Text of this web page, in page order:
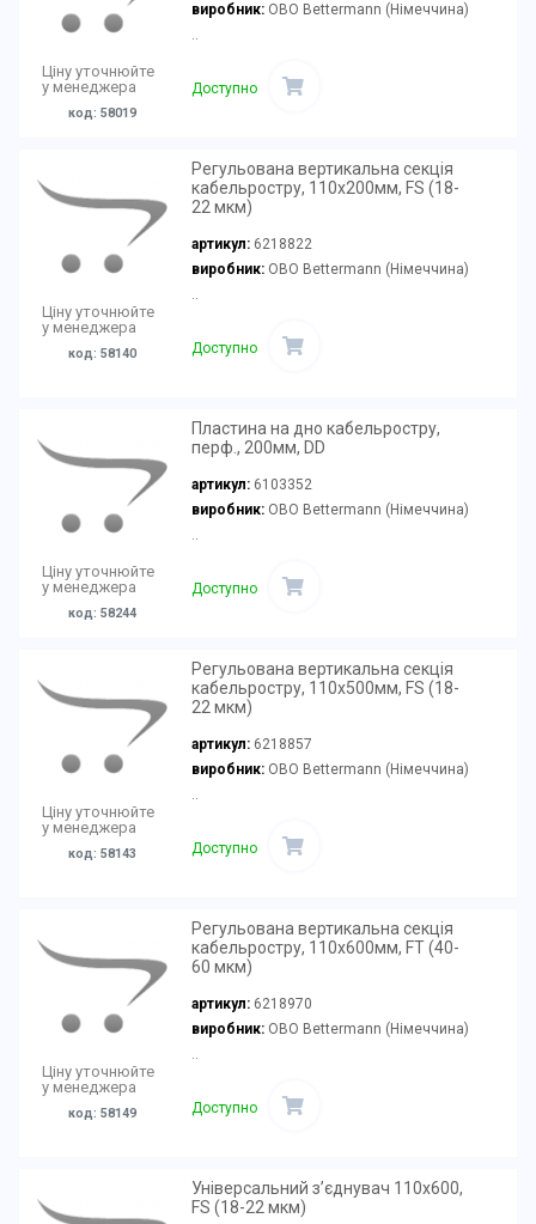
Ціну уточнюйте
у менеджера
код: 58019
виробник:OBO Bettermann (Німеччина)
..
Доступно
Ціну уточнюйте
у менеджера
код: 58140
Регульована вертикальна секція
кабельростру, 110х200мм, FS (18-
22 мкм)
артикул: 6218822
виробник:OBO Bettermann (Німеччина)
..
Доступно
Ціну уточнюйте
у менеджера
код: 58244
Пластина на дно кабельростру,
перф., 200мм, DD
артикул: 6103352
виробник:OBO Bettermann (Німеччина)
..
Доступно
Ціну уточнюйте
у менеджера
код: 58143
Регульована вертикальна секція
кабельростру, 110х500мм, FS (18-
22 мкм)
артикул: 6218857
виробник:OBO Bettermann (Німеччина)
..
Доступно
Ціну уточнюйте
у менеджера
код: 58149
Регульована вертикальна секція
кабельростру, 110х600мм, FT (40-
60 мкм)
артикул: 6218970
виробник:OBO Bettermann (Німеччина)
..
Доступно
Універсальний з’єднувач 110x600,
FS (18-22 мкм)